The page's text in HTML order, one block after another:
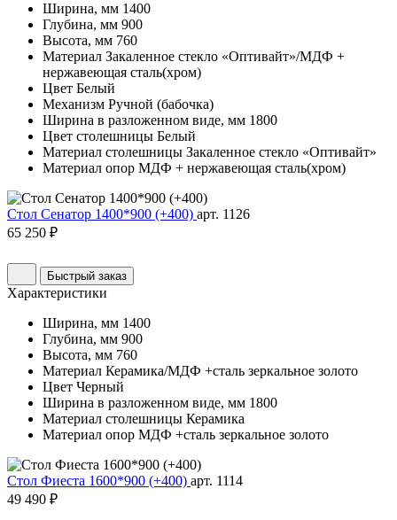
Ширина, мм 1400
Глубина, мм 900
Высота, мм 760
Материал Закаленное стекло «Оптивайт»/МДФ +
нержавеющая сталь(хром)
Цвет Белый
Механизм Ручной (бабочка)
Ширина в разложенном виде, мм 1800
Цвет столешницы Белый
Материал столешницы Закаленное стекло «Оптивайт»
Материал опор МДФ + нержавеющая сталь(хром)
Стол Сенатор 1400*900 (+400) арт. 1126
65 250 ₽
Быстрый заказ
Характеристики
Ширина, мм 1400
Глубина, мм 900
Высота, мм 760
Материал Керамика/МДФ +сталь зеркальное золото
Цвет Черный
Ширина в разложенном виде, мм 1800
Материал столешницы Керамика
Материал опор МДФ +сталь зеркальное золото
Стол Фиеста 1600*900 (+400) арт. 1114
49 490 ₽